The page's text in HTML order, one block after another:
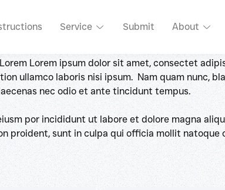
Service Submit About
por incididunt ut labore et dolore magna
sunt in culpa qui officia mollit natoque
Lorem ipsum dolor sit amet, consectet
ullamco laboris nisi ipsum. Nam quam nunc,
nec odio et ante tincidunt tempus.
por incididunt ut labore et dolore magna
proident, sunt in culpa qui officia mollit natoque